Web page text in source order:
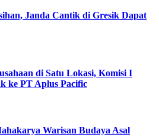
Janda Cantik di Gresik Dapat
di Satu Lokasi, Komisi I
ke PT Aplus Pacific
Warisan Budaya Asal